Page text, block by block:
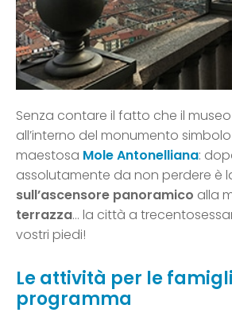
Senza contare il fatto che il
all’interno del monumento
maestosa Mole Antonelliana:
assolutamente da non perdere è
sull’ascensore panoramico alla
terrazza… la città a
vostri piedi!
Le attività per le
programma